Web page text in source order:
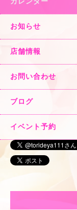
お知らせ
店舗情報
お問い合わせ
ブログ
イベント予約